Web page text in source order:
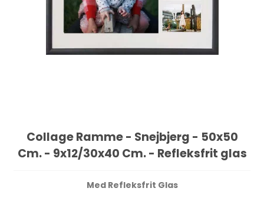
Collage Ramme - Snejbjerg - 50x50
Cm. - 9x12/30x40 Cm. - Refleksfrit glas
Med Refleksfrit Glas